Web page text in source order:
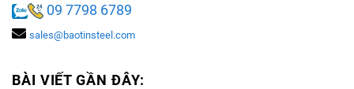
09 7798 6789
sales@baotinsteel.com
BÀI VIẾT GẦN ĐÂY: